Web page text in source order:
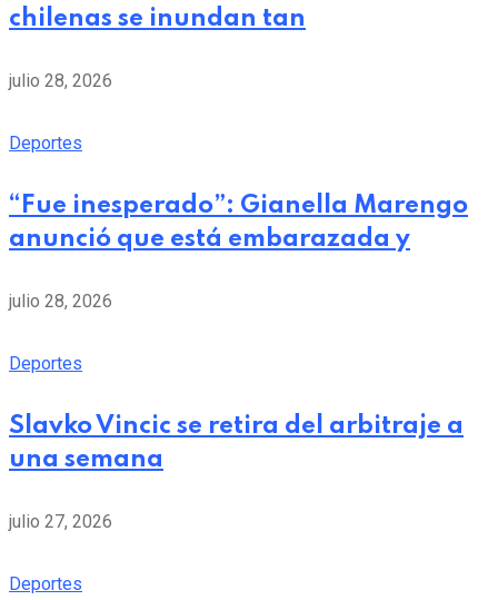
chilenas se inundan tan
julio 28, 2026
Deportes
“Fue inesperado”: Gianella Marengo
anunció que está embarazada y
julio 28, 2026
Deportes
Slavko Vincic se retira del arbitraje a
una semana
julio 27, 2026
Deportes